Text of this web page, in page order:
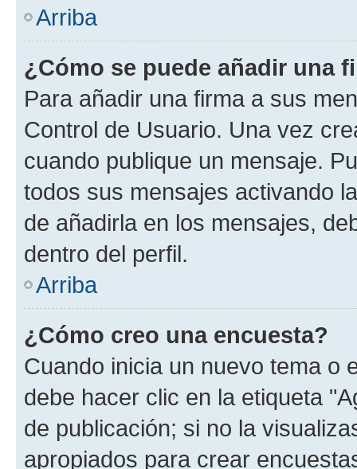
Arriba
¿Cómo se puede añadir una
Para añadir una firma a sus
Control de Usuario. Una vez
cuando publique un mensaje.
todos sus mensajes activando
de añadirla en los mensajes,
dentro del perfil.
Arriba
¿Cómo creo una encuesta?
Cuando inicia un nuevo tema o
debe hacer clic en la etiqueta
de publicación; si no la
apropiados para crear